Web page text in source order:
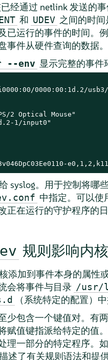
经通过 netlink 发送的事
和 UDEV 之间的时间
已运行的事件的时间。
事件从硬件查询的数据。
--env 显示完整的事件
0000:00:1d.2/
2 Optical Mouse"
1/input0"
syslog。用于控制将哪
中指定。可以使
正在运行的守护程序的日
规则影响内
添加到事件本身的属性
会将事件与目录 /usr/
（系统特定的配置）
少包含一个键值对。有
赋值键指派给特定的值
理一部分的特定程序。
述了有关规则语法和提